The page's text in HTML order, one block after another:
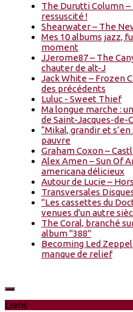
The Durutti Column
ressuscité !
Shearwater – The
Mes 10 albums jazz,
moment
JJerome87 – The
chauter de alt-J
Jack White – Frozen
des précédents
Luluc - Sweet Thief
Ma longue marche :
de Saint-Jacques-de-
“Mikal, grandir et
pauvre
Graham Coxon –
Alex Amen – Sun Of
americana délicieux
Autour de Lucie –
Transversales
"Les cassettes du
venues d'un autre
The Coral, branché
album "388"
Becoming Led
manque de relief
Liens